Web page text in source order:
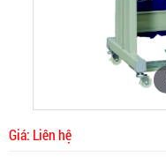
Giá: Liên hệ